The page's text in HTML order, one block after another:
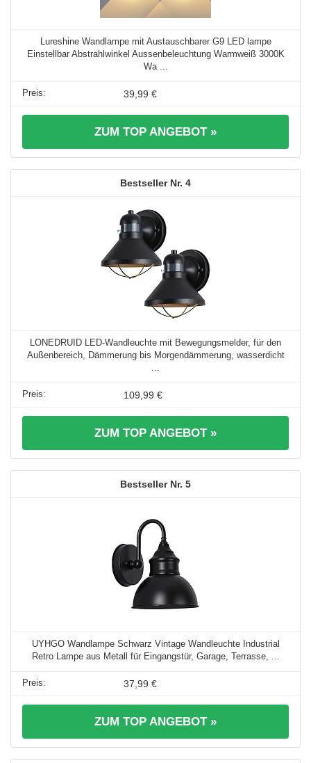
Lureshine Wandlampe mit Austauschbarer G9 LED lampe
Einstellbar Abstrahlwinkel Aussenbeleuchtung Warmweiß 3000K
Wa ...
39,99 €
ZUM TOP ANGEBOT »
4
LONEDRUID LED-Wandleuchte mit Bewegungsmelder, für den
Außenbereich, Dämmerung bis Morgendämmerung, wasserdicht
109,99 €
ZUM TOP ANGEBOT »
5
UYHGO Wandlampe Schwarz Vintage Wandleuchte Industrial
Retro Lampe aus Metall für Eingangstür, Garage, Terrasse, ...
37,99 €
ZUM TOP ANGEBOT »